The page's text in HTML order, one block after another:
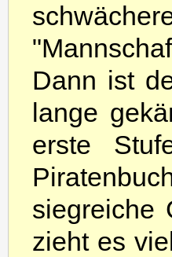
Dann ist
lange
erste
siegreiche
zieht es